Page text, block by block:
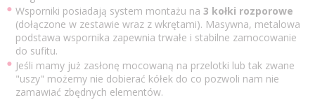
Wsporniki posiadają system montażu na 3 kołki rozporowe
(dołączone w zestawie wraz z wkrętami). Masywna, metalowa
podstawa wspornika zapewnia trwałe i stabilne zamocowanie
do sufitu.
Jeśli mamy już zasłonę mocowaną na przelotki lub tak zwane
"uszy" możemy nie dobierać kółek do co pozwoli nam nie
zamawiać zbędnych elementów.